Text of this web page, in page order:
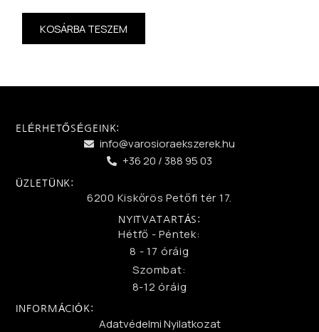
KOSÁRBA TESZEM
ELÉRHETŐSÉGEINK:
info@varosioraekszerek.hu
+36 20 / 388 95 03
ÜZLETÜNK:
6200 Kiskőrös Petőfi tér 17.
NYITVATARTÁS:
Hétfő - Péntek:
8 - 17 óráig
Szombat:
8-12 óráig
INFORMÁCIÓK:
Adatvédelmi Nyilatkozat